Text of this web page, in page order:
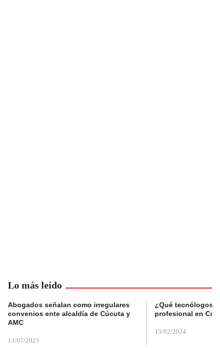
Lo más leído
Abogados señalan como irregulares
convenios ente alcaldía de Cúcuta y
AMC
13/07/2023
¿Qué tecnólogos
profesional en
13/02/2024